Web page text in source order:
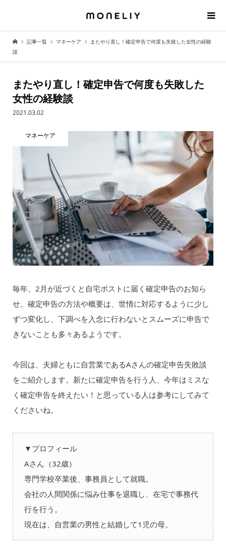
記事一覧 マネーケア
またやり直し！確定申告で何度も失敗した女性の経験
談
またやり直し！確定申告で何度も失敗した
女性の経験談
2021.03.02
マネーケア
毎年、2月が近づくと自宅ポストに届く確定申告のお知ら
せ。確定申告の方法や概要は、世情に対応するように少し
ずつ変化し、下調べを入念に行わないとスムーズに申告で
きないことも多々あるようです。
今回は、夫婦ともに自営業であるAさんの確定申告失敗談
をご紹介します。新たに確定申告を行う人、今年はミスな
く確定申告を終えたい！と思っている人は参考にしてみて
くださいね。
▼プロフィール
Aさん（32歳）
専門学校卒業後、事務員として就職。
会社の人間関係に悩み仕事を退職し、在宅で事務代
行を行う。
現在は、自営業の男性と結婚して1児の母。